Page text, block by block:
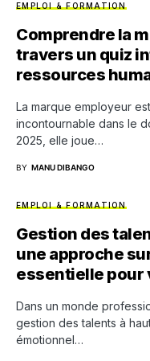
EMPLOI & FORMATION
Comprendre la
travers un quiz
ressources
La marque employeur
incontournable dans le
2025, elle joue…
BY MANU DIBANGO
EMPLOI & FORMATION
Gestion des
une approche
essentielle pour
Dans un monde
gestion des talents à
émotionnel…